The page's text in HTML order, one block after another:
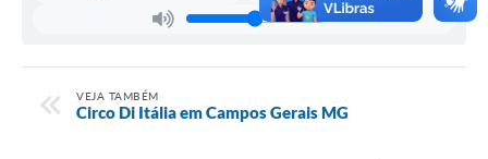
VEJA TAMBÉM
Circo Di Itália em Campos Gerais MG